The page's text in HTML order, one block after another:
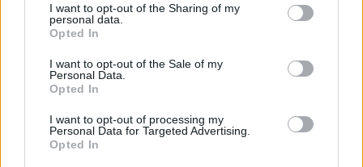
I want to opt-out of the Sharing of my
personal data.
Opted In
I want to opt-out of the Sale of my
Personal Data.
Opted In
I want to opt-out of processing my
Personal Data for Targeted Advertising.
Opted In
πολιτικός, πρώην ευρωβουλευτής και Πρώην
Αντιπρόεδρος του Ευρωπαϊκού Κοινοβουλίου
της Νέας Αριστεράς και μέλος της Επιτροπής
Οικονομικής και Νομισματικής Πολιτικής, ο
οποίος από το 2014 διατελεί ως
Αντιπρόεδρος
του Ευρωπαϊκού Κοινοβουλίου.